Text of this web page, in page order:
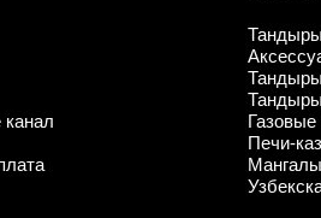
Тандыры
Газовые
Печи-